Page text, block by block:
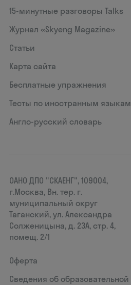
15‑минутные разговоры Talks
Журнал «Skyeng Magazine»
Статьи
Карта сайта
Бесплатные упражнения
Тесты по иностранным языкам
Англо-русский словарь
ОАНО ДПО "СКАЕНГ", 109004,
г.Москва, Вн. тер. г.
муниципальный округ
Таганский, ул. Александра
Солженицына, д. 23А, стр. 4,
помещ. 2/1
Оферта
Сведения об образовательной